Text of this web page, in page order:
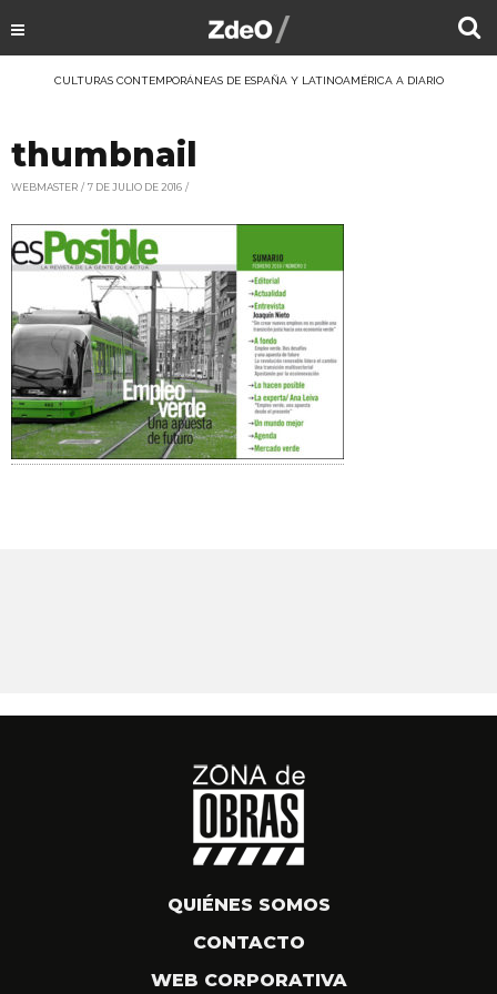
CULTURAS CONTEMPORÁNEAS DE ESPAÑA Y LATINOAMÉRICA A DIARIO
thumbnail
WEBMASTER 7 DE JULIO DE 2016
QUIÉNES SOMOS
CONTACTO
WEB CORPORATIVA